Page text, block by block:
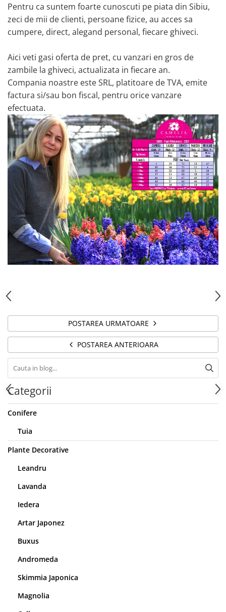
Pentru ca suntem foarte cunoscuti pe piata din Sibiu,
zeci de mii de clienti, persoane fizice, au acces sa
cumpere, direct, alegand personal, fiecare ghiveci.
Aici veti gasi oferta de pret, cu vanzari en gros de
zambile la ghiveci, actualizata in fiecare an.
Compania noastre este SRL, platitoare de TVA, emite
factura si/sau bon fiscal, pentru orice vanzare
efectuata.
POSTAREA URMATOARE
POSTAREA ANTERIOARA
Categorii
Conifere
Tuia
Plante Decorative
Leandru
Lavanda
Iedera
Artar Japonez
Buxus
Andromeda
Skimmia Japonica
Magnolia